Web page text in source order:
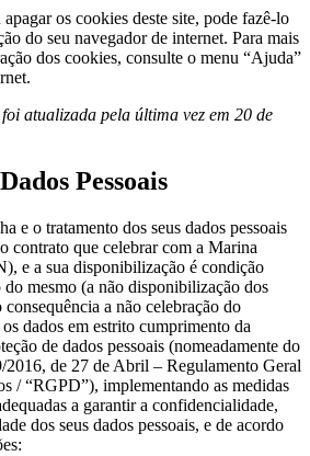
os cookies deste site, pode fazê-lo
do seu navegador de internet. Para mais
dos cookies, consulte o menu “Ajuda”
atualizada pela última vez em 20 de
Pessoais
e o tratamento dos seus dados pessoais
contrato que celebrar com a Marina
e a sua disponibilização é condição
do mesmo (a não disponibilização dos
consequência a não celebração do
dados em estrito cumprimento da
de dados pessoais (nomeadamente do
2016, de 27 de Abril – Regulamento Geral
/ “RGPD”), implementando as medidas
a garantir a confidencialidade,
dos seus dados pessoais, e de acordo